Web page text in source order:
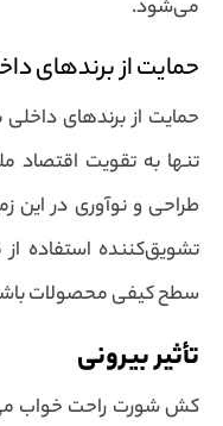
می‌شود.
حمایت از برندهای
حمایت از برندهای
تنها به تقویت
طراحی و نوآوری در این
تشویق‌کننده استفاده از
سطح کیفی محصولات
تأثیر بیرونی
کش شورت راحت خواب